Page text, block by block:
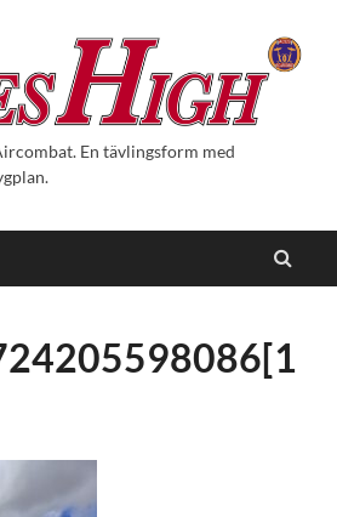
En tävlingsform med